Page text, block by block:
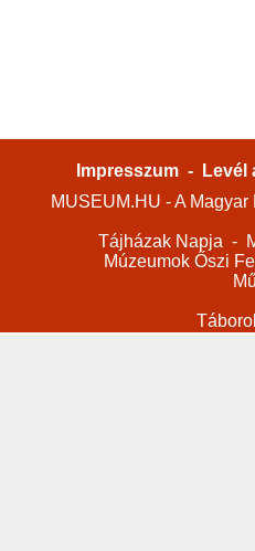
Impresszum -
Levél
MUSEUM.HU - A
Tájházak Napja -
Múzeumok Őszi